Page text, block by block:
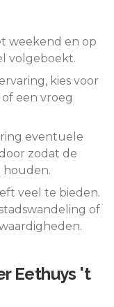
weekend en op
volgeboekt.
kies voor
een vroeg
eventuele
zodat de
houden.
veel te bieden.
of
Eethuys 't